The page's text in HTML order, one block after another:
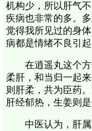
机构少，所以肝气
疾病也非常的多。
觉得我所见过的身
病都是情绪不良引起
在逍遥丸这个
柔肝，和当归一起
则肝柔，共为臣药
肝经郁热，生姜则
中医认为，肝